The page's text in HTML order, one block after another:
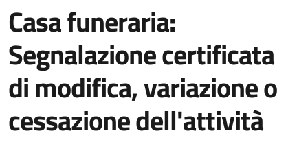
Casa funeraria:
Segnalazione certificata
di modifica, variazione o
cessazione dell'attività